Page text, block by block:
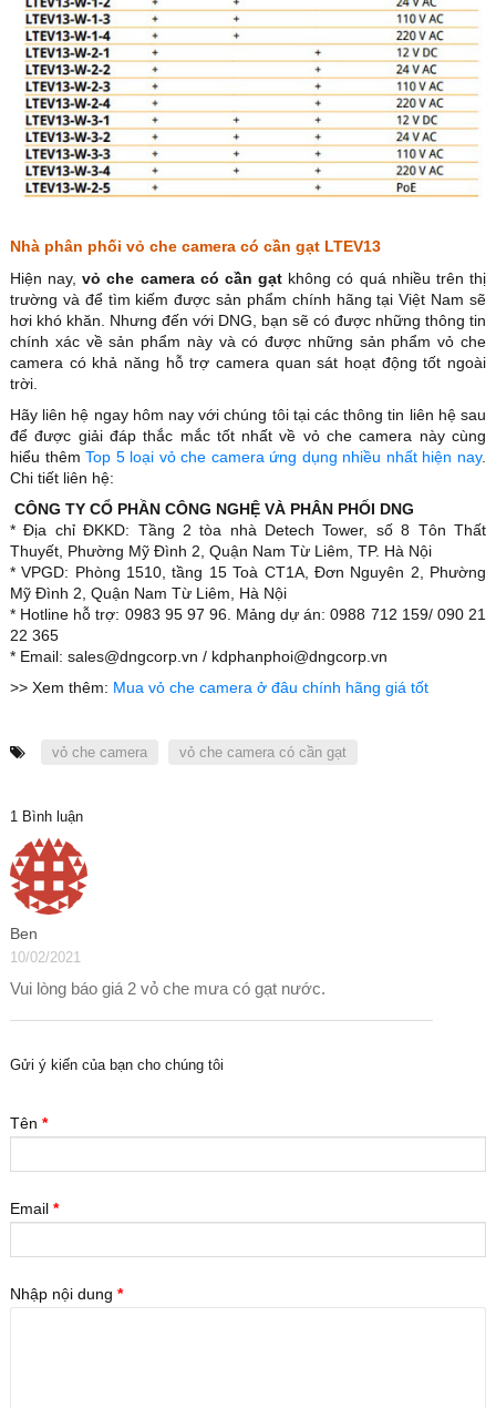
Nhà phân phối vỏ che camera có cần gạt LTEV13
Hiện nay,vỏ che camera có cần gạt không có quá nhiều trên thị
trường và để tìm kiếm được sản phẩm chính hãng tại Việt Nam sẽ
hơi khó khăn. Nhưng đến với DNG, bạn sẽ có được những thông tin
chính xác về sản phẩm này và có được những sản phẩm vỏ che
camera có khả năng hỗ trợ camera quan sát hoạt động tốt ngoài
trời.
Hãy liên hệ ngay hôm nay với chúng tôi tại các thông tin liên hệ sau
để được giải đáp thắc mắc tốt nhất về vỏ che camera này cùng
hiểu thêmTop 5 loại vỏ che camera ứng dụng nhiều nhất hiện nay.
Chi tiết liên hệ:
CÔNG TY CỔ PHẦN CÔNG NGHỆ VÀ PHÂN PHỐI DNG
* Địa chỉ ĐKKD: Tầng 2 tòa nhà Detech Tower, số 8 Tôn Thất
Thuyết, Phường Mỹ Đình 2, Quận Nam Từ Liêm, TP. Hà Nội
* VPGD: Phòng 1510, tầng 15 Toà CT1A, Đơn Nguyên 2, Phường
Mỹ Đình 2, Quận Nam Từ Liêm, Hà Nội
* Hotline hỗ trợ: 0983 95 97 96. Mảng dự án: 0988 712 159/ 090 21
22 365
* Email: sales@dngcorp.vn / kdphanphoi@dngcorp.vn
>> Xem thêm: Mua vỏ che camera ở đâu chính hãng giá tốt
vỏ che camera vỏ che camera có cần gạt
1 Bình luận
Ben
10/02/2021
Vui lòng báo giá 2 vỏ che mưa có gạt nước.
Gửi ý kiến của bạn cho chúng tôi
Tên *
Email *
Nhập nội dung *